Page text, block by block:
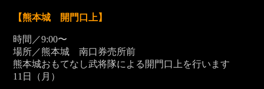
【熊本城 開門口上】
時間／9:00〜
場所／熊本城 南口券売所前
熊本城おもてなし武将隊による開門口上を行います
11 日（月）